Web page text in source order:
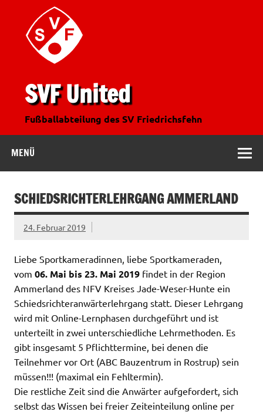
SVF United
Fußballabteilung des SV Friedrichsfehn
MENÜ
SCHIEDSRICHTERLEHRGANG AMMERLAND
24. Februar 2019
Liebe Sportkameradinnen, liebe Sportkameraden,
vom 06. Mai bis 23. Mai 2019 findet in der Region
Ammerland des NFV Kreises Jade-Weser-Hunte ein
Schiedsrichteranwärterlehrgang statt. Dieser Lehrgang
wird mit Online-Lernphasen durchgeführt und ist
unterteilt in zwei unterschiedliche Lehrmethoden. Es
gibt insgesamt 5 Pflichttermine, bei denen die
Teilnehmer vor Ort (ABC Bauzentrum in Rostrup) sein
müssen!!! (maximal ein Fehltermin).
Die restliche Zeit sind die Anwärter aufgefordert, sich
selbst das Wissen bei freier Zeiteinteilung online per